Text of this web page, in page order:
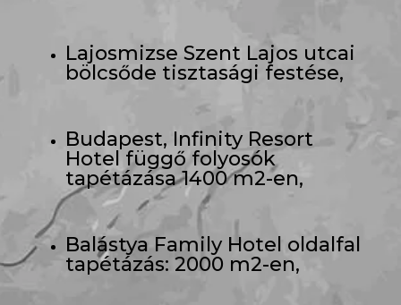
Lajosmizse Szent Lajos utcai
bölcsőde tisztasági festése,
Budapest, Infinity Resort
Hotel függő folyosók
tapétázása 1400 m2-en,
Balástya Family Hotel oldalfal
tapétázás: 2000 m2-en,